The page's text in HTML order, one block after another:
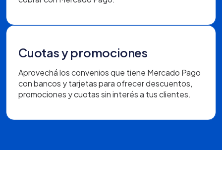
Cuotas y promociones
Aprovechá los convenios que tiene Mercado Pago
con bancos y tarjetas para ofrecer descuentos,
promociones y cuotas sin interés a tus clientes.